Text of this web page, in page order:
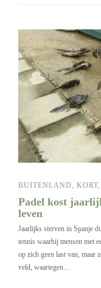
BUITENLAND, KORT,
Padel kost
leven
Jaarlijks sterven in Spanje
tennis waarbij mensen met
op zich geen last van, maar
veld, waartegen…